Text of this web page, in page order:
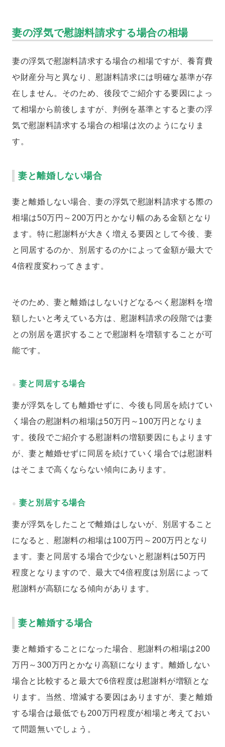
妻の浮気で慰謝料請求する場合の相場
妻の浮気で慰謝料請求する場合の相場ですが、養育費
や財産分与と異なり、慰謝料請求には明確な基準が存
在しません。そのため、後段でご紹介する要因によっ
て相場から前後しますが、判例を基準とすると妻の浮
気で慰謝料請求する場合の相場は次のようになりま
す。
妻と離婚しない場合
妻と離婚しない場合、妻の浮気で慰謝料請求する際の
相場は50万円～200万円とかなり幅のある金額となり
ます。特に慰謝料が大きく増える要因として今後、妻
と同居するのか、別居するのかによって金額が最大で
4倍程度変わってきます。
そのため、妻と離婚はしないけどなるべく慰謝料を増
額したいと考えている方は、慰謝料請求の段階では妻
との別居を選択することで慰謝料を増額することが可
能です。
妻と同居する場合
妻が浮気をしても離婚せずに、今後も同居を続けてい
く場合の慰謝料の相場は50万円～100万円となりま
す。後段でご紹介する慰謝料の増額要因にもよります
が、妻と離婚せずに同居を続けていく場合では慰謝料
はそこまで高くならない傾向にあります。
妻と別居する場合
妻が浮気をしたことで離婚はしないが、別居すること
になると、慰謝料の相場は100万円～200万円となり
ます。妻と同居する場合で少ないと慰謝料は50万円
程度となりますので、最大で4倍程度は別居によって
慰謝料が高額になる傾向があります。
妻と離婚する場合
妻と離婚することになった場合、慰謝料の相場は200
万円～300万円とかなり高額になります。離婚しない
場合と比較すると最大で6倍程度は慰謝料が増額とな
ります。当然、増減する要因はありますが、妻と離婚
する場合は最低でも200万円程度が相場と考えておい
て問題無いでしょう。